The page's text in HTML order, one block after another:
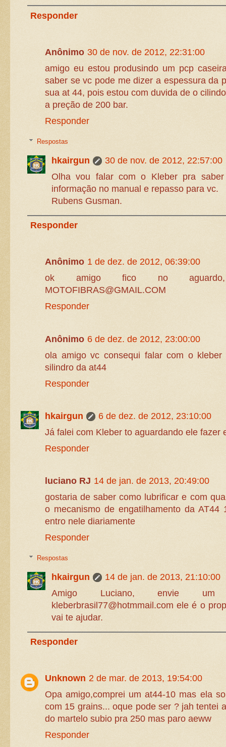
Responder
Anônimo 30 de nov. de 2012, 22:31:00
amigo eu estou produsindo um pcp
saber se vc pode me dizer a espessura da
sua at 44, pois estou com duvida de o
a preção de 200 bar.
Responder
Respostas
hkairgun
30 de nov. de 2012, 22:57:00
Olha vou falar com o Kleber pra
informação no manual e repasso para vc.
Rubens Gusman.
Responder
Anônimo 1 de dez. de 2012, 06:39:00
ok amigo fico no
MOTOFIBRAS@GMAIL.COM
Responder
Anônimo 6 de dez. de 2012, 23:00:00
ola amigo vc consequi falar com o
silindro da at44
Responder
hkairgun
6 de dez. de 2012, 23:10:00
Já falei com Kleber to aguardando ele fazer
Responder
luciano RJ 14 de jan. de 2013, 20:49:00
gostaria de saber como lubrificar e com
o mecanismo de engatilhamento da AT44
entro nele diariamente
Responder
Respostas
hkairgun
14 de jan. de 2013, 21:10:00
Amigo Luciano, envie
kleberbrasil77@hotmmail.com ele é o
vai te ajudar.
Responder
Unknown 2 de mar. de 2013, 19:54:00
Opa amigo,comprei um at44-10 mas ela
com 15 grains... oque pode ser ? jah tentei
do martelo subio pra 250 mas paro aeww
Responder